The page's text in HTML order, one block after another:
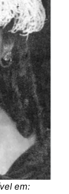
em: